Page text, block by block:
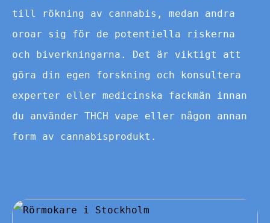
till rökning av cannabis, medan andra
oroar sig för de potentiella riskerna
och biverkningarna. Det är viktigt att
göra din egen forskning och konsultera
experter eller medicinska fackmän innan
du använder THCH vape eller någon annan
form av cannabisprodukt.